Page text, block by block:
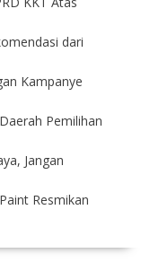
dari
Kampanye
Pemilihan
Jangan
Resmikan